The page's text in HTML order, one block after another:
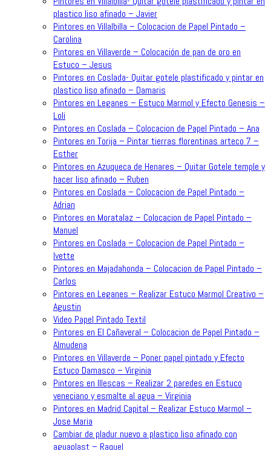
plastico liso afinado – Javier
Pintores en Villalbilla – Colocacion de Papel Pintado –
Carolina
Pintores en Villaverde – Colocación de pan de oro en
Estuco – Jesus
Pintores en Coslada- Quitar gotele plastificado y pintar en
plastico liso afinado – Damaris
Pintores en Leganes – Estuco Marmol y Efecto Genesis –
Loli
Pintores en Coslada – Colocacion de Papel Pintado – Ana
Pintores en Torija – Pintar tierras florentinas arteco 7 –
Esther
Pintores en Azuqueca de Henares – Quitar Gotele temple y
hacer liso afinado – Ruben
Pintores en Coslada – Colocacion de Papel Pintado –
Adrian
Pintores en Moratalaz – Colocacion de Papel Pintado –
Manuel
Pintores en Coslada – Colocacion de Papel Pintado –
Ivette
Pintores en Majadahonda – Colocacion de Papel Pintado –
Carlos
Pintores en Leganes – Realizar Estuco Marmol Creativo –
Agustin
Video Papel Pintado Textil
Pintores en El Cañaveral – Colocacion de Papel Pintado –
Almudena
Pintores en Villaverde – Poner papel pintado y Efecto
Estuco Damasco – Virginia
Pintores en Illescas – Realizar 2 paredes en Estuco
veneciano y esmalte al agua – Virginia
Pintores en Madrid Capital – Realizar Estuco Marmol –
Jose Maria
Cambiar de pladur nuevo a plastico liso afinado con
aguaplast – Raquel